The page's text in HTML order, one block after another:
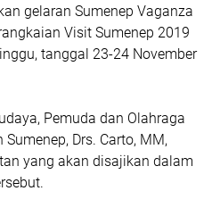
gelaran Sumenep Vaganza
Visit Sumenep 2019
tanggal 23-24 November
Pemuda dan Olahraga
Drs. Carto, MM,
yang akan disajikan dalam